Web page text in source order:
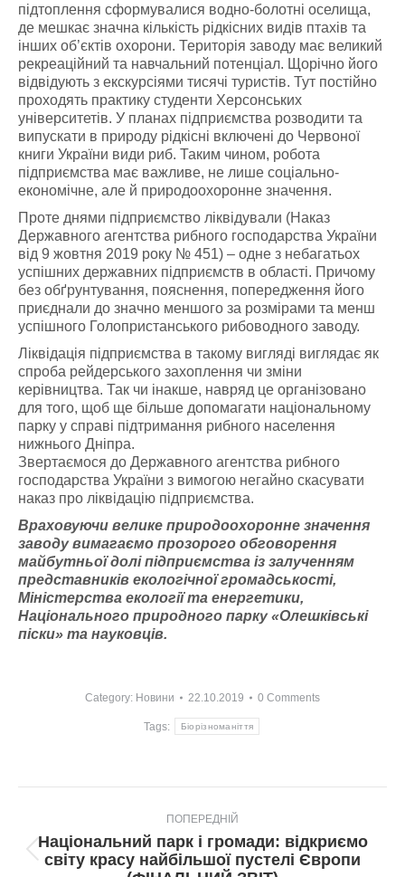
підтоплення сформувалися водно-болотні оселища,
де мешкає значна кількість рідкісних видів птахів та
інших об’єктів охорони. Територія заводу має великий
рекреаційний та навчальний потенціал. Щорічно його
відвідують з екскурсіями тисячі туристів. Тут постійно
проходять практику студенти Херсонських
університетів. У планах підприємства розводити та
випускати в природу рідкісні включені до Червоної
книги України види риб. Таким чином, робота
підприємства має важливе, не лише соціально-
економічне, але й природоохоронне значення.
Проте днями підприємство ліквідували (Наказ
Державного агентства рибного господарства України
від 9 жовтня 2019 року № 451) – одне з небагатьох
успішних державних підприємств в області. Причому
без обґрунтування, пояснення, попередження його
приєднали до значно меншого за розмірами та менш
успішного Голопристанського рибоводного заводу.
Ліквідація підприємства в такому вигляді виглядає як
спроба рейдерського захоплення чи зміни
керівництва. Так чи інакше, навряд це організовано
для того, щоб ще більше допомагати національному
парку у справі підтримання рибного населення
нижнього Дніпра.
Звертаємося до Державного агентства рибного
господарства України з вимогою негайно скасувати
наказ про ліквідацію підприємства.
Враховуючи велике природоохоронне значення
заводу вимагаємо прозорого обговорення
майбутньої долі підприємства із залученням
представників екологічної громадськості,
Міністерства екології та енергетики,
Національного природного парку «Олешківські
піски» та науковців.
Category: Новини 22.10.2019 0 Comments
Tags: Біорізноманіття
ПОПЕРЕДНІЙ
Попередній
Національний парк і громади: відкриємо
світу красу найбільшої пустелі Європи